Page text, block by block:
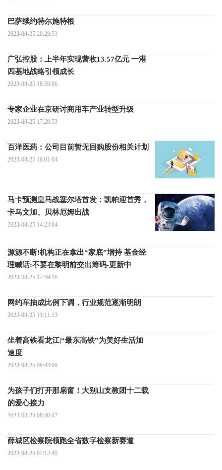
巴萨续约特尔施特根
2023-08-25 20:28:53
广弘控股：上半年实现营收13.57亿元 一港
四基地战略引领成长
2023-08-25 18:59:06
专家企业在京研讨商用车产业转型升级
2023-08-25 17:28:53
百洋医药：公司目前暂无回购股份相关计划
2023-08-25 16:01:04
马卡预测皇马战塞尔塔首发：凯帕迎首秀，
卡马文加、贝林厄姆出战
2023-08-25 14:23:04
源源不断!机构正在拿出“家底”增持 基金经
理喊话:不要在黎明前交出筹码-更新中
2023-08-25 12:59:16
网约车抽成比例下调，行业规范逐渐明朗
2023-08-25 11:11:13
坐着高铁看龙江|“最东高铁”为美好生活加
速度
2023-08-25 09:43:00
为孩子们打开那扇窗！大别山支教团十二载
的爱心接力
2023-08-25 08:40:42
薛城区检察院领跑全省数字检察新赛道
2023-08-25 07:12:40